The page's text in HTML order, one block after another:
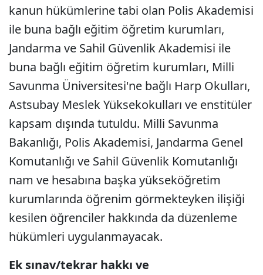
kanun hükümlerine tabi olan Polis Akademisi
ile buna bağlı eğitim öğretim kurumları,
Jandarma ve Sahil Güvenlik Akademisi ile
buna bağlı eğitim öğretim kurumları, Milli
Savunma Üniversitesi'ne bağlı Harp Okulları,
Astsubay Meslek Yüksekokulları ve enstitüler
kapsam dışında tutuldu. Milli Savunma
Bakanlığı, Polis Akademisi, Jandarma Genel
Komutanlığı ve Sahil Güvenlik Komutanlığı
nam ve hesabına başka yükseköğretim
kurumlarında öğrenim görmekteyken ilişiği
kesilen öğrenciler hakkında da düzenleme
hükümleri uygulanmayacak.
Ek sınav/tekrar hakkı ve